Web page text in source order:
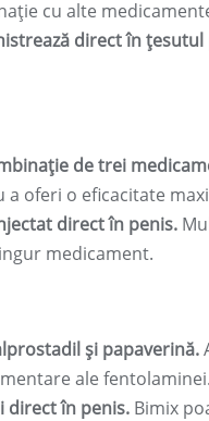
cu alte
direct în țesutul
de trei
oferi o eficacitate
direct în penis.
medicament.
și papaverină.
ale fentolaminei.
direct în penis. Bimix